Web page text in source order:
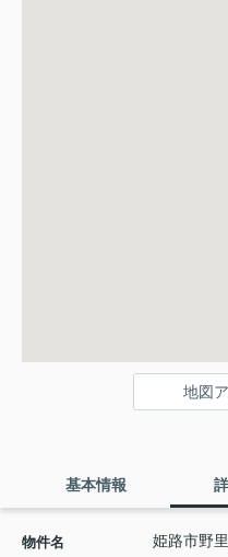
地図
基本情報
物件名 姫路市野